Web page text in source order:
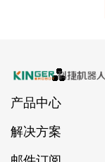
产品中心
解决方案